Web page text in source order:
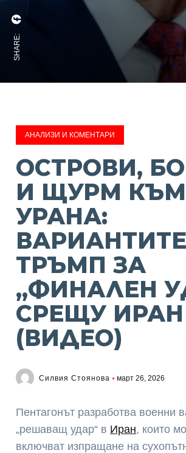
SHARE:
АНАЛИЗИ И КОМЕНТАРИ
ОСТРОВИ,
И ЩУРМ КЪМ
УРАНА:
ТРЪМП ЗА
„ФИНАЛЕН
СРЕЩУ ИРАН
(ВИДЕО)
Силвия Стоянова март 26, 2026
Пентагонът разработва военни
„решаващ удар“ в Иран, които
включват изпращане на